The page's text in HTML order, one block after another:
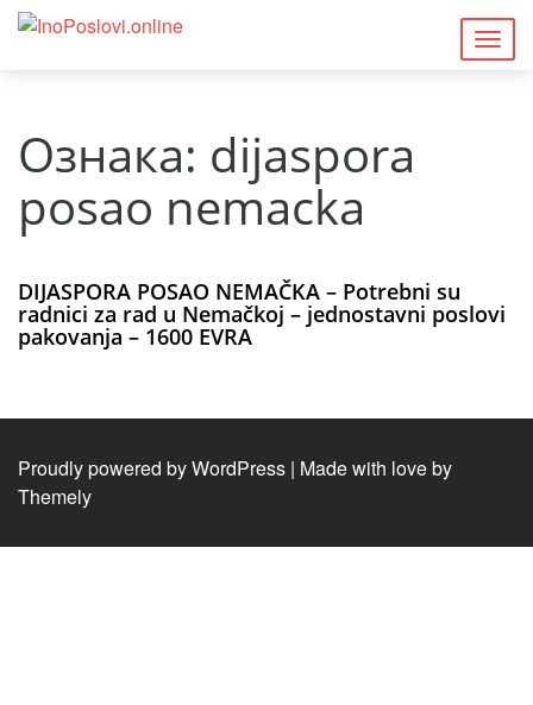
Ознака: dijaspora
posao nemacka
DIJASPORA POSAO NEMAČKA – Potrebni su
radnici za rad u Nemačkoj – jednostavni poslovi
pakovanja – 1600 EVRA
Proudly powered by WordPress | Made with love by
Themely